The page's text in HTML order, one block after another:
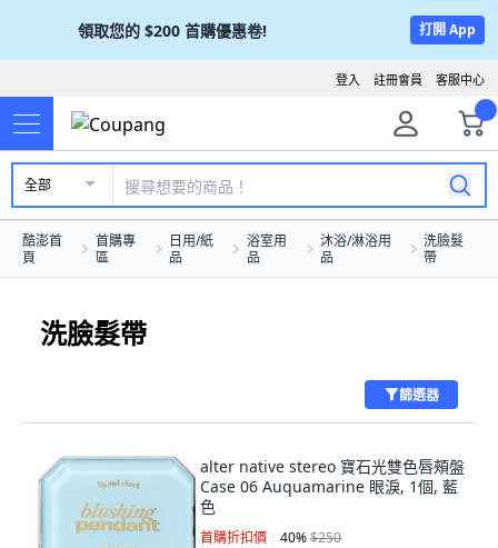
領取您的 $200 首購優惠卷! 打開 App
客服中心
註冊會員
登入
全部
酷澎首
頁
首購專
區
日用/紙
品
浴室用
品
沐浴/淋浴用
品
洗臉髮
帶
洗臉髮帶
篩選器
alter native stereo 寶石光雙色唇頰盤
Case 06 Auquamarine 眼淚, 1個, 藍
色
首購折扣價 40%$250